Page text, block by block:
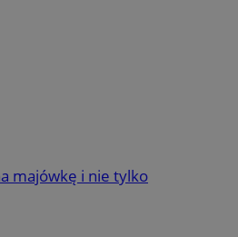
majówkę i nie tylko